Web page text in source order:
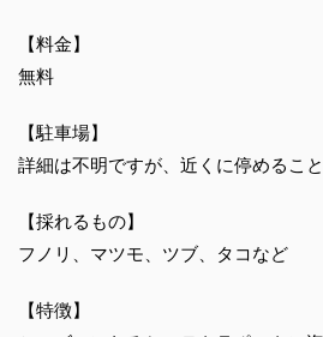
【料金】
無料
【駐車場】
詳細は不明ですが、近くに停めるこ
【採れるもの】
フノリ、マツモ、ツブ、タコなど
【特徴】